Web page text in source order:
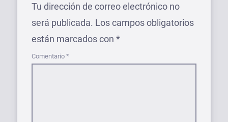
Tu dirección de correo electrónico no
será publicada. Los campos obligatorios
están marcados con *
Comentario *